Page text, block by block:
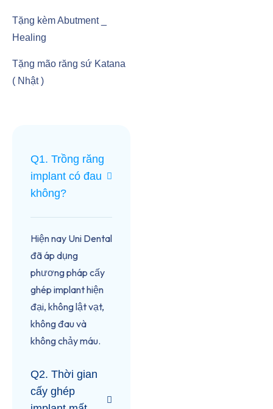
Tặng kèm Abutment _
Healing
Tặng mão răng sứ Katana
( Nhật )
Q1. Trồng răng
implant có đau
không?
Hiện nay Uni Dental
đã áp dụng
phương pháp cấy
ghép implant hiện
đại, không lật vạt,
không đau và
không chảy máu.
Q2. Thời gian
cấy ghép